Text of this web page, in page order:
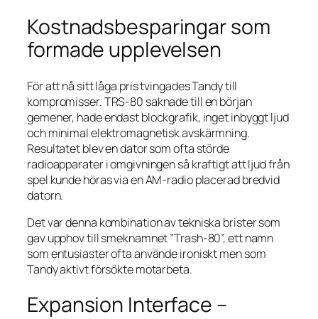
Kostnadsbesparingar som
formade upplevelsen
För att nå sitt låga pris tvingades Tandy till
kompromisser. TRS-80 saknade till en början
gemener, hade endast blockgrafik, inget inbyggt ljud
och minimal elektromagnetisk avskärmning.
Resultatet blev en dator som ofta störde
radioapparater i omgivningen så kraftigt att ljud från
spel kunde höras via en AM-radio placerad bredvid
datorn.
Det var denna kombination av tekniska brister som
gav upphov till smeknamnet ”Trash-80”, ett namn
som entusiaster ofta använde ironiskt men som
Tandy aktivt försökte motarbeta.
Expansion Interface –